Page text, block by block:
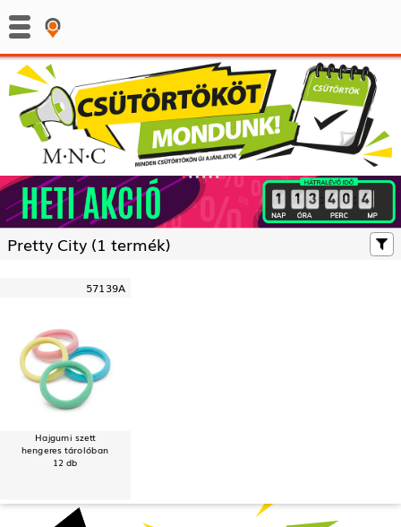
: :
Pretty City (1 termék)
57139A
Hajgumi szett
hengeres tárolóban
12 db